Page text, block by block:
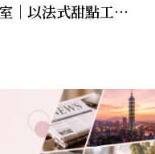
｜以法式甜點工藝
成為值得珍藏的美